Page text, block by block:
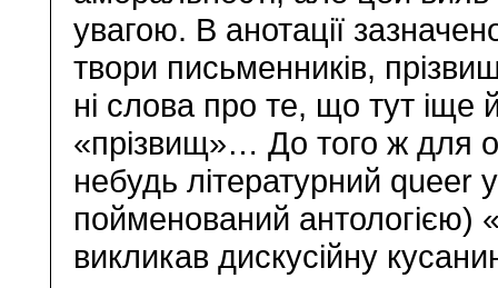
увагою. В анотації
твори письменників,
ні слова про те, що тут іще
«прізвищ»… До того ж для
небудь літературний queer
пойменований антологією)
викликав дискусійну